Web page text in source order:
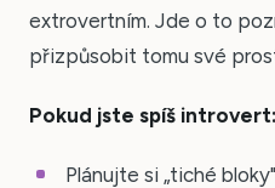
extrovertním. Jde o to
přizpůsobit tomu své
Pokud jste spíš introvert:
Plánujte si „tiché